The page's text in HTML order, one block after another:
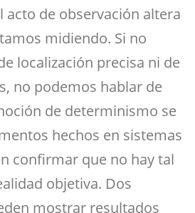
acto de observación altera
midiendo. Si no
localización precisa ni de
no podemos hablar de
de determinismo se
hechos en sistemas
confirmar que no hay tal
objetiva. Dos
mostrar resultados